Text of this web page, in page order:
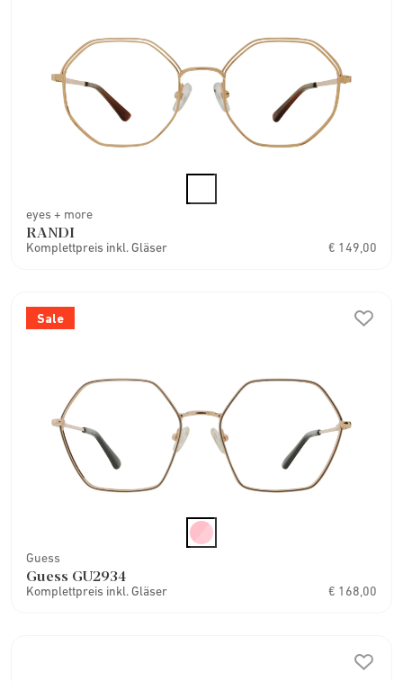
eyes + more
RANDI
Komplettpreis inkl. Gläser € 149,00
Sale
Guess
Guess GU2934
Komplettpreis inkl. Gläser € 168,00